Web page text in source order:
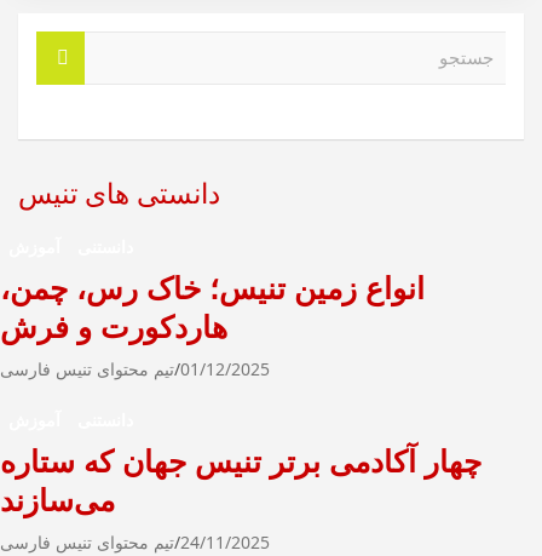
و
دانستی های تنیس
انواع زمین تنیس؛ خاک رس، چمن،
هاردکورت و فرش
01/12/2025 تیم محتوای تنیس فارسی
چهار آکادمی برتر تنیس جهان که ستاره
می‌سازند
24/11/2025 تیم محتوای تنیس فارسی